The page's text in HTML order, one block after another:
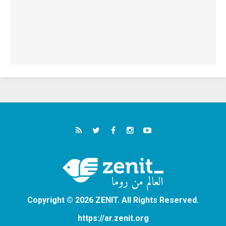
Copyright © 2026 ZENIT. All Rights Reserved.
https://ar.zenit.org